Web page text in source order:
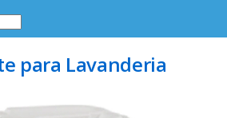
para Lavanderia